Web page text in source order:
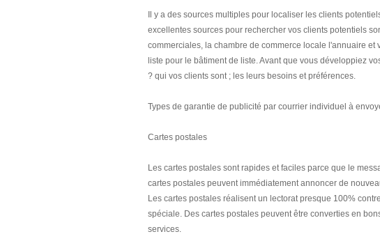
Il y a des sources multiples pour localiser les clients
excellentes sources pour rechercher vos clients potentiels
commerciales, la chambre de commerce locale l'annuaire
liste pour le bâtiment de liste. Avant que vous développiez
? qui vos clients sont ; les leurs besoins et préférences.
Types de garantie de publicité par courrier individuel à
Cartes postales
Les cartes postales sont rapides et faciles parce que le
cartes postales peuvent immédiatement annoncer de
Les cartes postales réalisent un lectorat presque 100%
spéciale. Des cartes postales peuvent être converties en
services.